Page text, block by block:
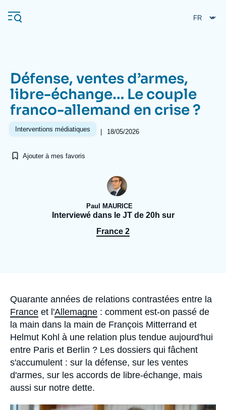
au
contenu
Navigation
principale
L'Ifri
Se connecter
À propos de l'Ifri
Proche-Orient
Défense, ventes d’armes,
libre-échange… Le couple
franco-allemand en crise ?
Interventions médiatiques | 18/05/2026
Ajouter à mes favoris
Paul MAURICE
Interviewé dans le JT de 20h sur
France 2
Accroche
Quarante années de relations contrastées entre la
France et l'Allemagne : comment est-on passé de
la main dans la main de François Mitterrand et
Helmut Kohl à une relation plus tendue aujourd'hui
entre Paris et Berlin ? Les dossiers qui fâchent
s'accumulent : sur la défense, sur les ventes
d'armes, sur les accords de libre-échange, mais
aussi sur notre dette.